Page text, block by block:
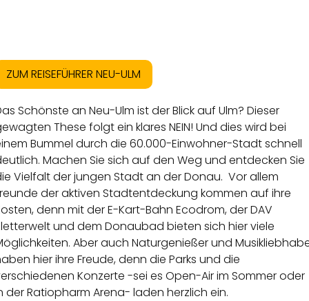
ZUM REISEFÜHRER NEU-ULM
Schönste an Neu-Ulm ist der Blick auf Ulm? Dieser
These folgt ein klares NEIN! Und dies wird bei
Bummel durch die 60.000-Einwohner-Stadt schnell
Machen Sie sich auf den Weg und entdecken Sie
Vielfalt der jungen Stadt an der Donau. Vor allem
der aktiven Stadtentdeckung kommen auf ihre
denn mit der E-Kart-Bahn Ecodrom, der DAV
und dem Donaubad bieten sich hier viele
Aber auch Naturgenießer und
hier ihre Freude, denn die Parks und die
Konzerte -sei es Open-Air im Sommer oder
der Ratiopharm Arena- laden herzlich ein.